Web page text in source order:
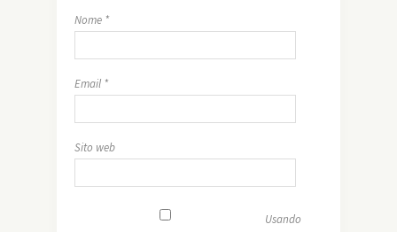
Nome *
Email *
Sito web
Usando